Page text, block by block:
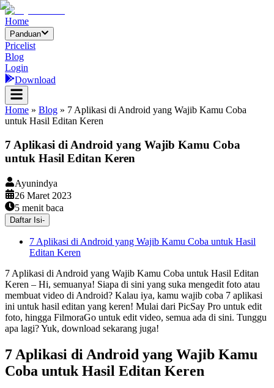
Home
Panduan
Pricelist
Blog
Login
Download
Home » Blog » 7 Aplikasi di Android yang Wajib Kamu Coba
untuk Hasil Editan Keren
7 Aplikasi di Android yang Wajib Kamu Coba
untuk Hasil Editan Keren
Ayunindya
26 Maret 2023
5 menit baca
Daftar Isi-
7 Aplikasi di Android yang Wajib Kamu Coba untuk Hasil
Editan Keren
7 Aplikasi di Android yang Wajib Kamu Coba untuk Hasil Editan
Keren – Hi, semuanya! Siapa di sini yang suka mengedit foto atau
membuat video di Android? Kalau iya, kamu wajib coba 7 aplikasi
ini untuk hasil editan yang keren! Mulai dari PicSay Pro untuk edit
foto, hingga FilmoraGo untuk edit video, semua ada di sini. Tunggu
apa lagi? Yuk, download sekarang juga!
7 Aplikasi di Android yang Wajib Kamu
Coba untuk Hasil Editan Keren